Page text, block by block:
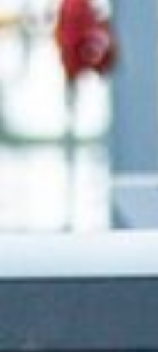
Briketovací lisy
Dýhovací lisy & Vakuové lisy
Odsavače
Filtrační a odprašovací
Dílenské vybavení
Software F4Solutions
Automatizace a
Projektový management